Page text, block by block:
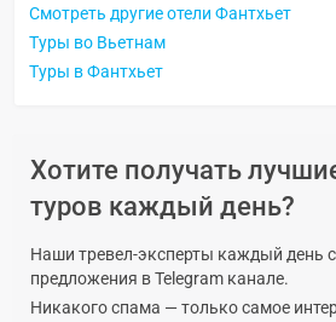
Смотреть другие отели Фантхьет
Туры во Вьетнам
Туры в Фантхьет
Хотите получать
туров каждый день?
Наши тревел-эксперты каждый день
предложения в Telegram канале.
Никакого спама — только самое